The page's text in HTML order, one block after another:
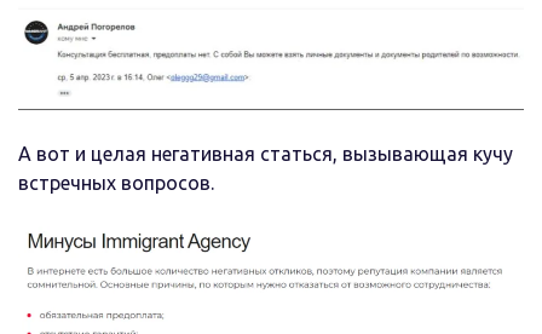
А вот и целая негативная статься, вызывающая кучу
встречных вопросов.